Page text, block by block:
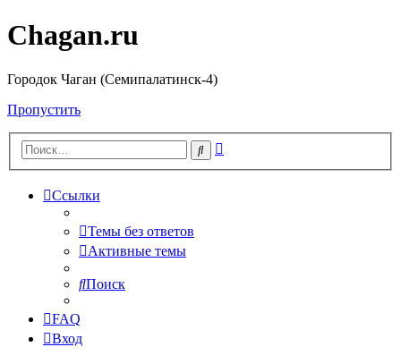
Chagan.ru
Городок Чаган (Семипалатинск-4)
Пропустить
Поиск
Ссылки
Темы без ответов
Активные темы
Поиск
FAQ
Вход